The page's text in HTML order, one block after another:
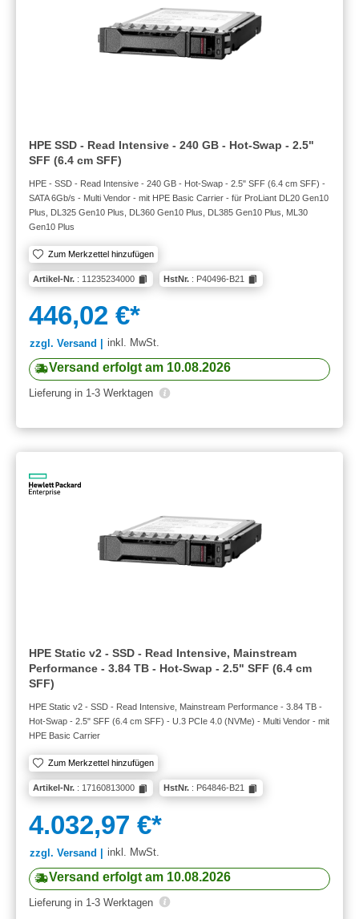
HPE SSD - Read Intensive - 240 GB - Hot-Swap - 2.5"
SFF (6.4 cm SFF)
HPE - SSD - Read Intensive - 240 GB - Hot-Swap - 2.5" SFF (6.4 cm SFF) -
SATA 6Gb/s - Multi Vendor - mit HPE Basic Carrier - für ProLiant DL20 Gen10
Plus, DL325 Gen10 Plus, DL360 Gen10 Plus, DL385 Gen10 Plus, ML30
Gen10 Plus
Zum Merkzettel hinzufügen
Artikel-Nr. : 11235234000 HstNr. : P40496-B21
446,02 €*
zzgl. Versand | inkl. MwSt.
Versand erfolgt am 10.08.2026
Lieferung in 1-3 Werktagen
HPE Static v2 - SSD - Read Intensive, Mainstream
Performance - 3.84 TB - Hot-Swap - 2.5" SFF (6.4 cm
SFF)
HPE Static v2 - SSD - Read Intensive, Mainstream Performance - 3.84 TB -
Hot-Swap - 2.5" SFF (6.4 cm SFF) - U.3 PCIe 4.0 (NVMe) - Multi Vendor - mit
HPE Basic Carrier
Zum Merkzettel hinzufügen
Artikel-Nr. : 17160813000 HstNr. : P64846-B21
4.032,97 €*
zzgl. Versand | inkl. MwSt.
Versand erfolgt am 10.08.2026
Lieferung in 1-3 Werktagen